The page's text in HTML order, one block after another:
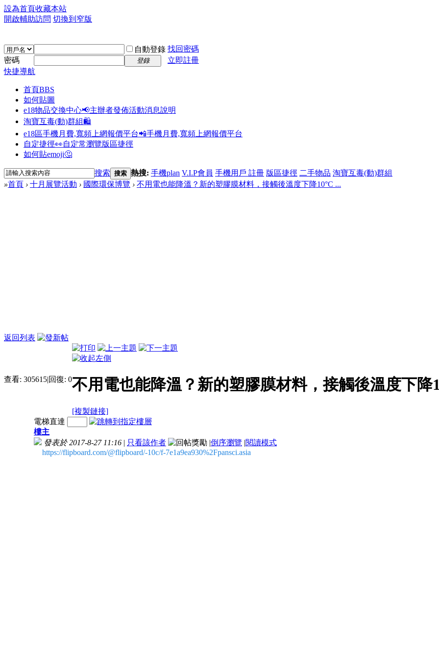
設為首頁收藏本站
開啟輔助訪問 切換到窄版
自動登錄 找回密碼
密碼
登錄
立即註冊
快捷導航
首頁BBS
如何貼圖
e18物品交換中心📢主辦者發佈活動消息說明
淘寶互毒(動)群組🛍️
e18區手機月費,寬頻上網報價平台📲手機月費,寬頻上網報價平台
自定捷徑👀自定常瀏覽版區捷徑
如何貼emoji🤔
搜索 搜索 熱搜: 手機plan V.I.P會員 手機用戶 註冊 版區捷徑 二手物品 淘寶互毒(動)群組
»首頁 › 十月展覽活動 › 國際環保博覽 › 不用電也能降溫？新的塑膠膜材料，接觸後溫度下降10°C ...
返回列表
查看: 305615|回復: 0不用電也能降溫？新的塑膠膜材料，接觸後溫度下降
[複製鏈接]
電梯直達
樓主
發表於 2017-8-27 11:16 | 只看該作者 |倒序瀏覽 |閱讀模式
https://flipboard.com/@flipboard/-10c/f-7e1a9ea930%2Fpansci.asia